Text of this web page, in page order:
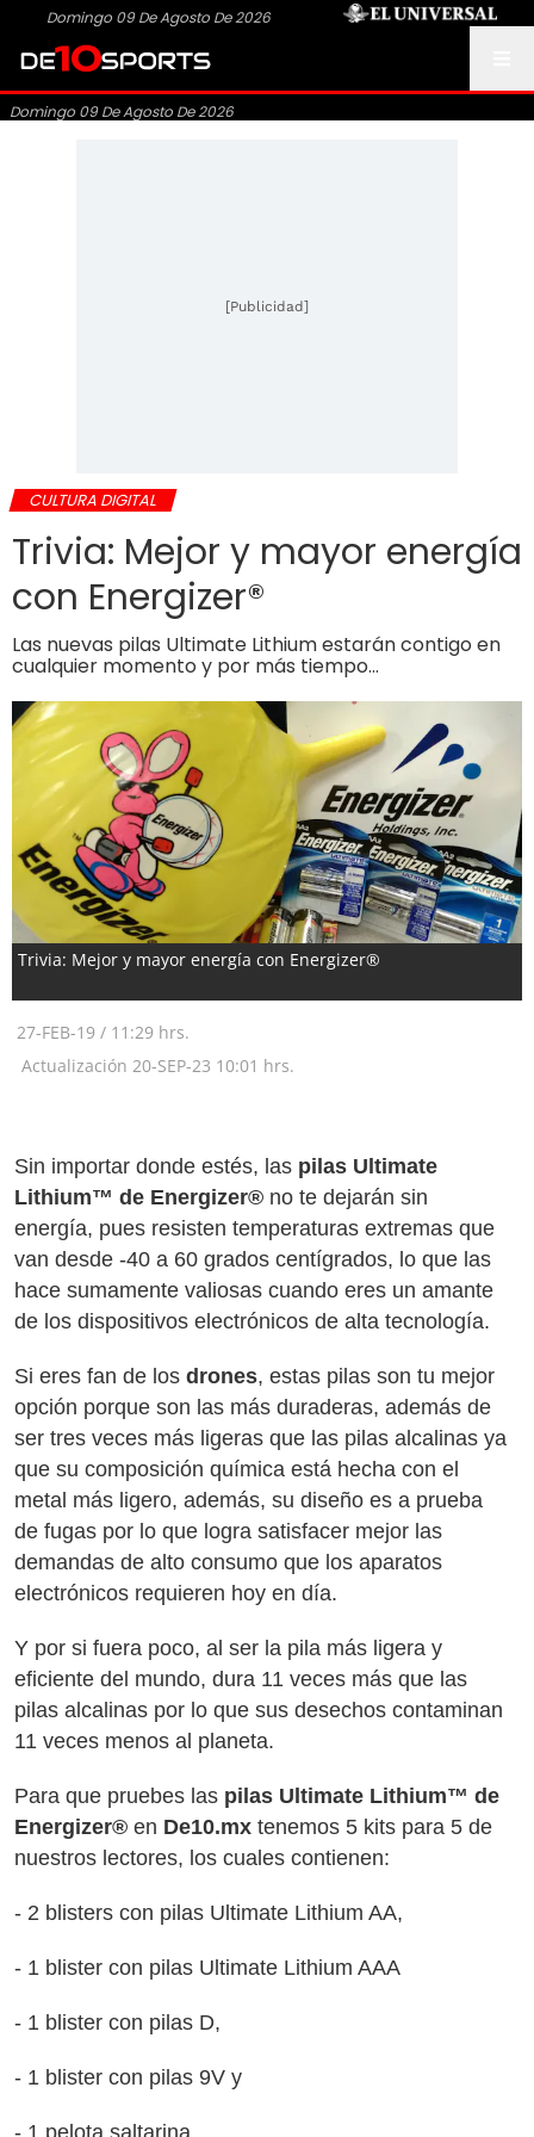
Domingo 09 De Agosto De 2026
Domingo 09 De Agosto De 2026
[Publicidad]
CULTURA DIGITAL
Trivia: Mejor y mayor energía
con Energizer®
Las nuevas pilas Ultimate Lithium estarán contigo en
cualquier momento y por más tiempo...
Trivia: Mejor y mayor energía con Energizer®
27-FEB-19 / 11:29 hrs.
Actualización 20-SEP-23 10:01 hrs.
Sin importar donde estés, las pilas Ultimate
Lithium™ de Energizer® no te dejarán sin
energía, pues resisten temperaturas extremas que
van desde -40 a 60 grados centígrados, lo que las
hace sumamente valiosas cuando eres un amante
de los dispositivos electrónicos de alta tecnología.
Si eres fan de los drones, estas pilas son tu mejor
opción porque son las más duraderas, además de
ser tres veces más ligeras que las pilas alcalinas ya
que su composición química está hecha con el
metal más ligero, además, su diseño es a prueba
de fugas por lo que logra satisfacer mejor las
demandas de alto consumo que los aparatos
electrónicos requieren hoy en día.
Y por si fuera poco, al ser la pila más ligera y
eficiente del mundo, dura 11 veces más que las
pilas alcalinas por lo que sus desechos contaminan
11 veces menos al planeta.
Para que pruebes las pilas Ultimate Lithium™ de
Energizer® en De10.mx tenemos 5 kits para 5 de
nuestros lectores, los cuales contienen:
- 2 blisters con pilas Ultimate Lithium AA,
- 1 blister con pilas Ultimate Lithium AAA
- 1 blister con pilas D,
- 1 blister con pilas 9V y
- 1 pelota saltarina.